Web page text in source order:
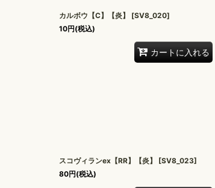
カルボウ【C】【炎】 [SV8_020]
10円(税込)
カートに入れる
スコヴィランex【RR】【炎】 [SV8_023]
80円(税込)